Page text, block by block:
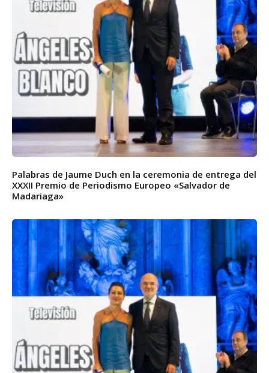
Palabras de Jaume Duch en la ceremonia de entrega del
XXXII Premio de Periodismo Europeo «Salvador de
Madariaga»